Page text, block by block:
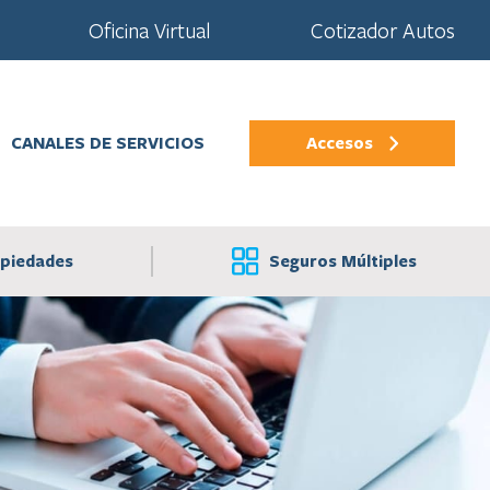
Oficina Virtual Cotizador Autos
CANALES DE SERVICIOS Accesos
Seguros Múltiples